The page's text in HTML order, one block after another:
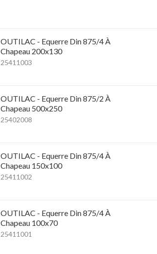
OUTILAC - Equerre Din 875/4 À
Chapeau 200x130
25411003
OUTILAC - Equerre Din 875/2 À
Chapeau 500x250
25402008
OUTILAC - Equerre Din 875/4 À
Chapeau 150x100
25411002
OUTILAC - Equerre Din 875/4 À
Chapeau 100x70
25411001